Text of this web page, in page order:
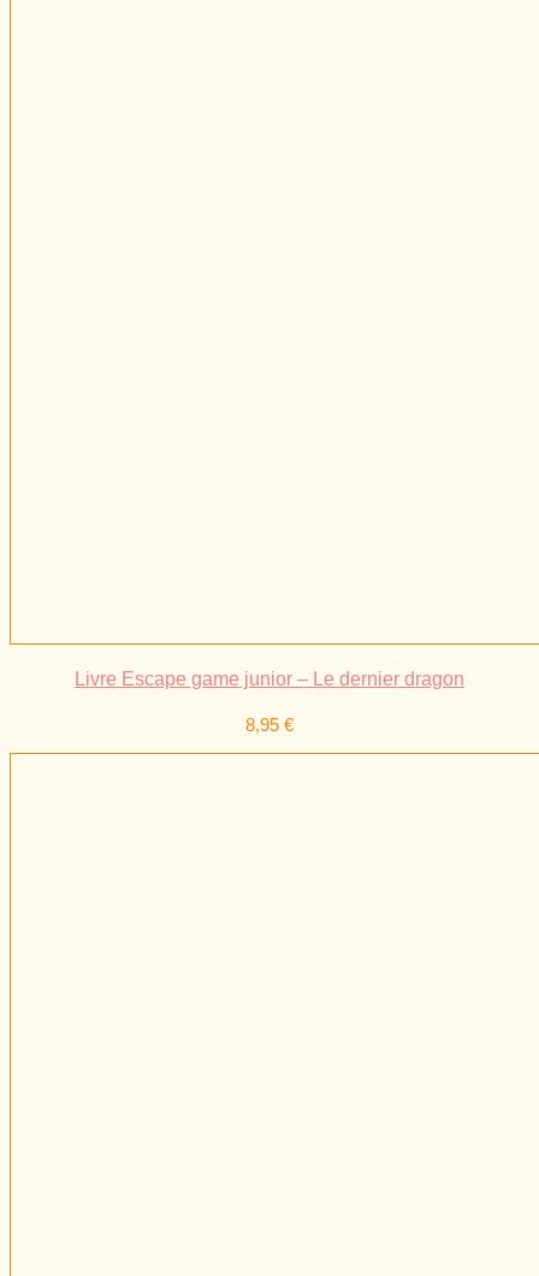
Livre Escape game junior – Le dernier dragon
8,95 €